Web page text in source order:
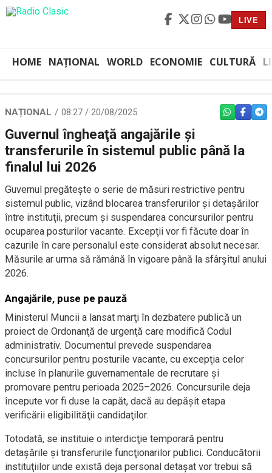
LIVE
HOME NAȚIONAL WORLD ECONOMIE CULTURĂ
NAȚIONAL 08:27 / 20/08/2025 WHATSAPP
Guvernul îngheaţă angajările şi
transferurile în sistemul public până la
finalul lui 2026
Guvernul pregăteşte o serie de măsuri restrictive pentru
sistemul public, vizând blocarea transferurilor şi detaşărilor
între instituţii, precum şi suspendarea concursurilor pentru
ocuparea posturilor vacante. Excepţii vor fi făcute doar în
cazurile în care personalul este considerat absolut necesar.
Măsurile ar urma să rămână în vigoare până la sfârşitul anului
2026.
Angajările, puse pe pauză
Ministerul Muncii a lansat marţi în dezbatere publică un
proiect de Ordonanţă de urgenţă care modifică Codul
administrativ. Documentul prevede suspendarea
concursurilor pentru posturile vacante, cu excepţia celor
incluse în planurile guvernamentale de recrutare şi
promovare pentru perioada 2025–2026. Concursurile deja
începute vor fi duse la capăt, dacă au depăşit etapa
verificării eligibilităţii candidaţilor.
Totodată, se instituie o interdicţie temporară pentru
detaşările şi transferurile funcţionarilor publici. Conducătorii
instituţiilor unde există deja personal detaşat vor trebui să